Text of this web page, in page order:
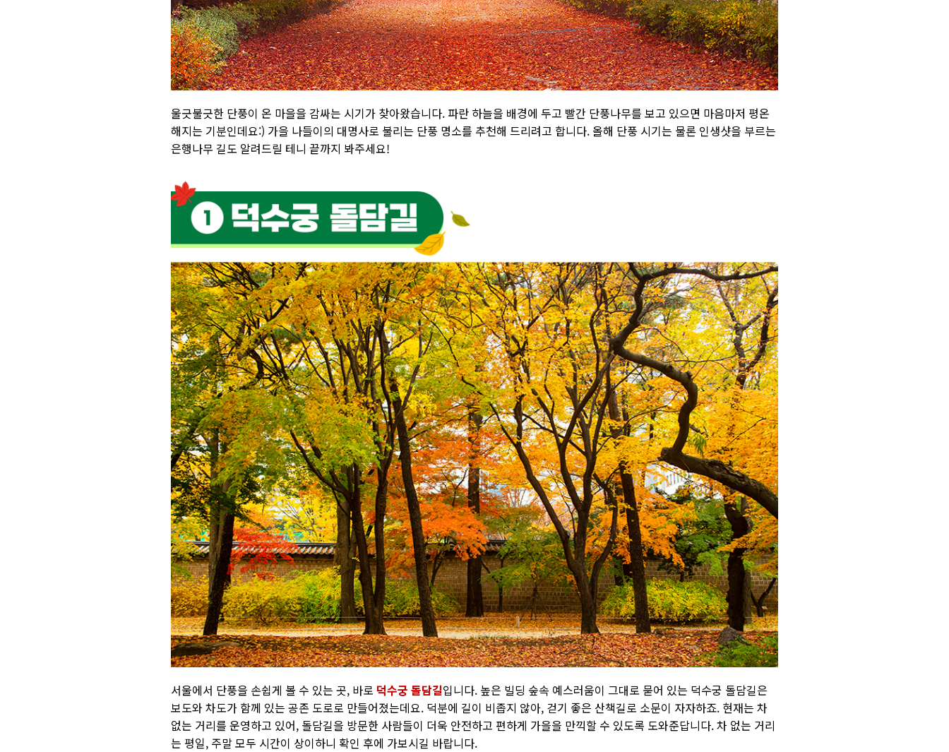
울긋불긋한 단풍이 온 마을을 감싸는 시기가 찾아왔습니다. 파란 하늘을 배경에 두고 빨간 단풍나무를 보고 있으면 마음마저 평온
해지는 기분인데요:) 가을 나들이의 대명사로 불리는 단풍 명소를 추천해 드리려고 합니다. 올해 단풍 시기는 물론 인생샷을 부르는
은행나무 길도 알려드릴 테니 끝까지 봐주세요!
서울에서 단풍을 손쉽게 볼 수 있는 곳, 바로 덕수궁 돌담길입니다. 높은 빌딩 숲속 예스러움이 그대로 묻어 있는 덕수궁 돌담길은
보도와 차도가 함께 있는 공존 도로로 만들어졌는데요. 덕분에 길이 비좁지 않아, 걷기 좋은 산책길로 소문이 자자하죠. 현재는 차
없는 거리를 운영하고 있어, 돌담길을 방문한 사람들이 더욱 안전하고 편하게 가을을 만끽할 수 있도록 도와준답니다.차 없는 거리
는 평일, 주말 모두 시간이 상이하니 확인 후에 가보시길 바랍니다.